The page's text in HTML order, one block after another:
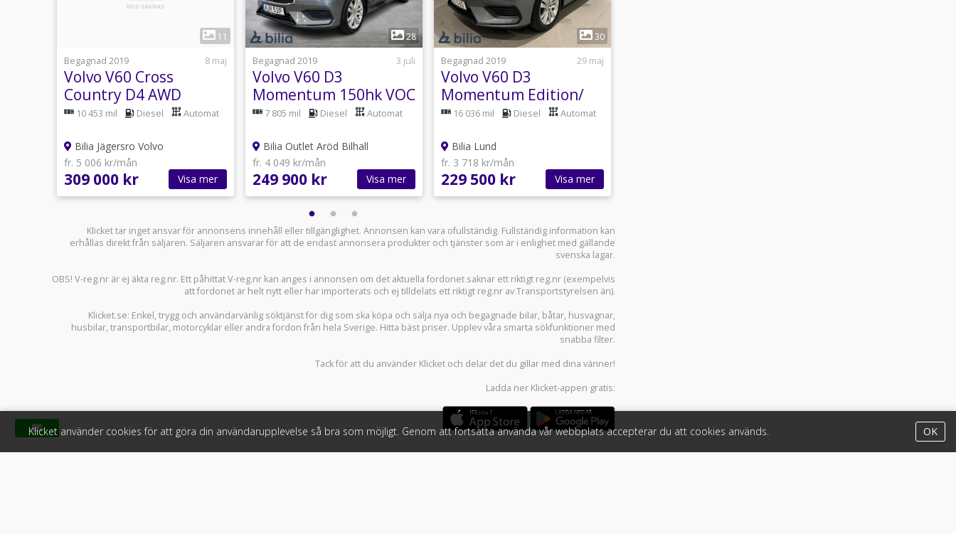
11
Begagnad 2019
8 maj
Volvo V60 Cross
Country D4 AWD
Advanced SE /
10 453 mil Diesel Automat
Bilia Jägersro Volvo
fr. 5 006 kr/mån
309 000 kr Visa mer
1
28
Begagnad 2019
3 juli
Volvo V60 D3
Momentum 150hk VOC
Värmare Nyservad
7 805 mil Diesel Automat
Bilia Outlet Aröd Bilhall
fr. 4 049 kr/mån
249 900 kr Visa mer
1
30
Begagnad 2019
29 maj
Volvo V60 D3
Momentum Edition/
Dragkrok/ Navigation/
16 036 mil Diesel Automat
Bilia Lund
fr. 3 718 kr/mån
229 500 kr Visa mer
Klicket tar inget ansvar för annonsens innehåll eller tillgänglighet. Annonsen kan vara ofullständig. Fullständig information kan
erhållas direkt från säljaren. Säljaren ansvarar för att de endast annonsera produkter och tjänster som är i enlighet med gällande
svenska lagar.
OBS! V-reg.nr är ej äkta reg.nr. Ett påhittat V-reg.nr kan anges i annonsen om det aktuella fordonet saknar ett riktigt reg.nr (exempelvis
att fordonet är helt nytt eller har importerats och ej tilldelats ett riktigt reg.nr av Transportstyrelsen än).
Klicket.se: Enkel, trygg och användarvänlig söktjänst för dig som ska köpa och sälja nya och begagnade bilar, båtar, husvagnar,
husbilar,transportbilar, motorcyklar eller andra fordon från hela Sverige. Hitta bäst priser. Upplev våra smarta sökfunktioner med
snabba filter.
Tack för att du använder Klicket och delar det du gillar med dina vänner!
Ladda ner Klicket-appen gratis:
Klicket använder cookies för att göra din användarupplevelse så bra som möjligt. Genom att fortsätta använda vår webbplats accepterar du att cookies används. OK